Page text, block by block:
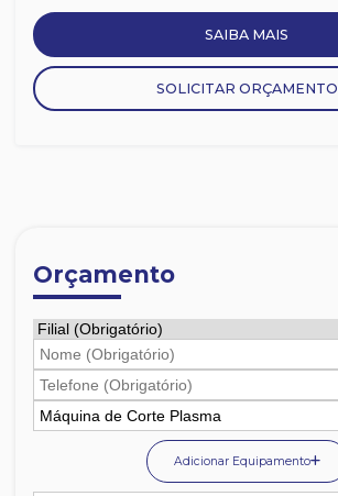
SAIBA MAIS
SOLICITAR ORÇAMENTO
Orçamento
Adicionar Equipamento